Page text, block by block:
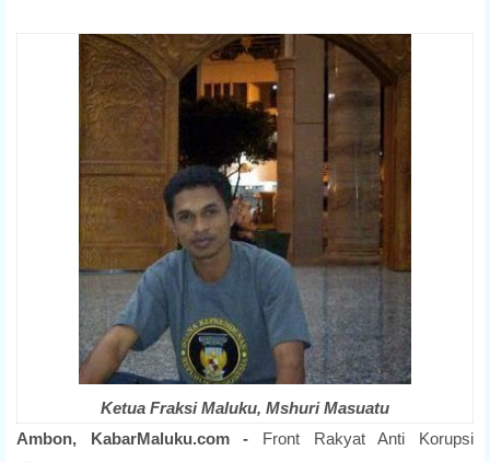
Ketua Fraksi Maluku, MshuriMasuatu
Ambon, KabarMaluku.com - Front Rakyat Anti Korupsi